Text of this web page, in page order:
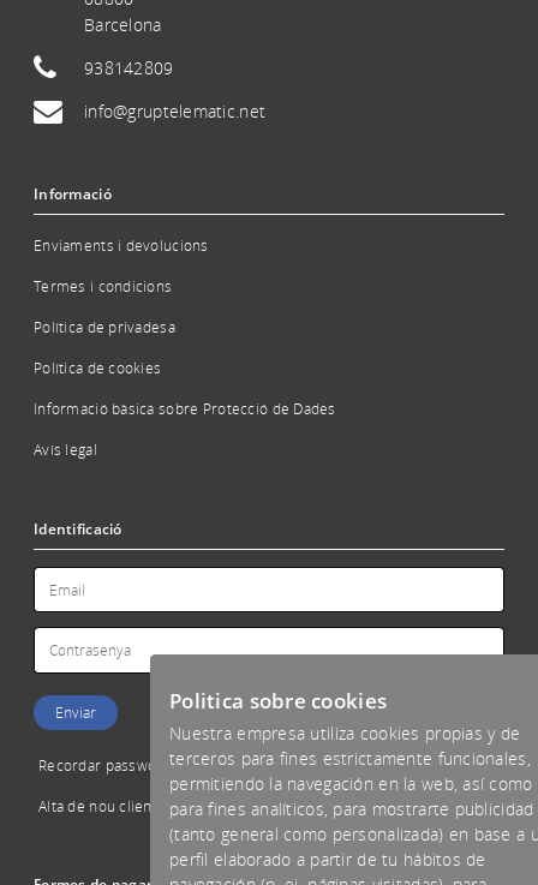
Barcelona
938142809
info@gruptelematic.net
Informació
Enviaments i devolucions
Termes i condicions
Política de privadesa
Política de cookies
Informació bàsica sobre Protecció de Dades
Avís legal
Identificació
Recordar password
Alta de nou client
Politica sobre cookies
Nuestra empresa utiliza cookies propias y de
terceros para fines estrictamente funcionales,
permitiendo la navegación en la web, así como
para fines analíticos, para mostrarte publicidad
(tanto general como personalizada) en base a
perfil elaborado a partir de tu hábitos de